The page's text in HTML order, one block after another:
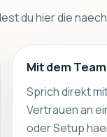
du hier die
Mit dem
Sprich direkt
Vertrauen an
oder Setup